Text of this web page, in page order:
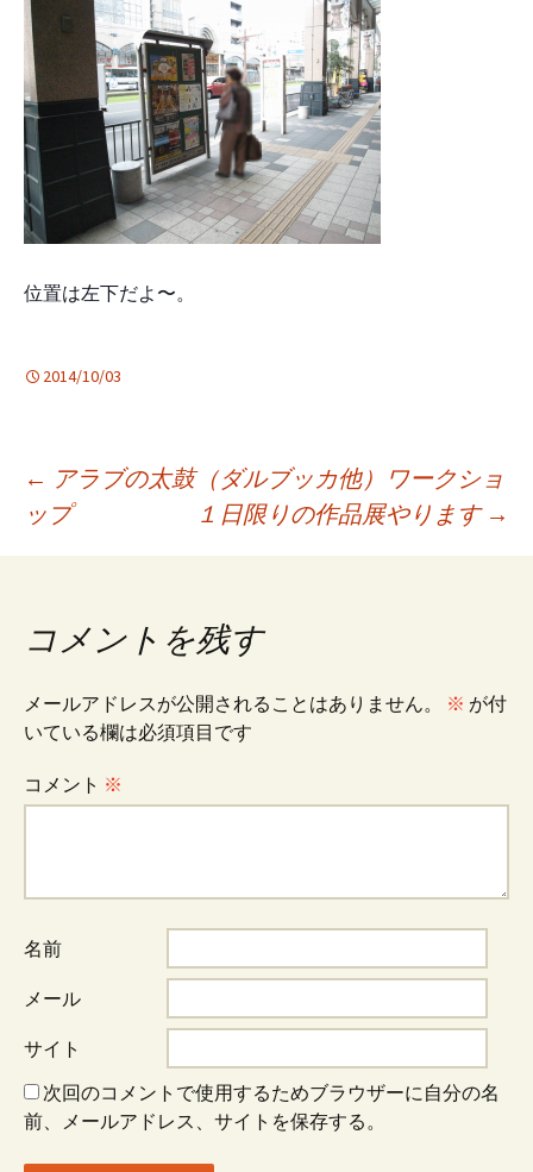
位置は左下だよ〜。
2014/10/03
投
稿
ナ
ビ
ゲ
シ
ョ
ン
← アラブの太鼓（ダルブッカ他）ワークショ
ップ
１日限りの作品展やります →
コメントを残す
メールアドレスが公開されることはありません。 ※ が付
いている欄は必須項目です
コメント ※
名前
メール
サイト
次回のコメントで使用するためブラウザーに自分の名
前、メールアドレス、サイトを保存する。